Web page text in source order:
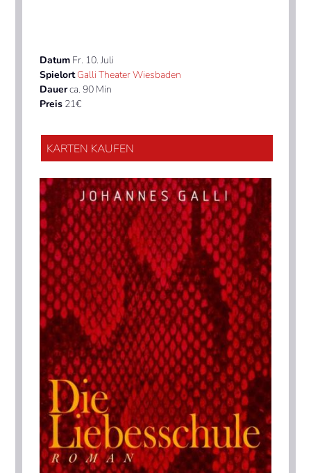
Datum Fr. 10. Juli
SpielortGalli Theater Wiesbaden
Dauerca. 90 Min
Preis 21€
KARTEN KAUFEN